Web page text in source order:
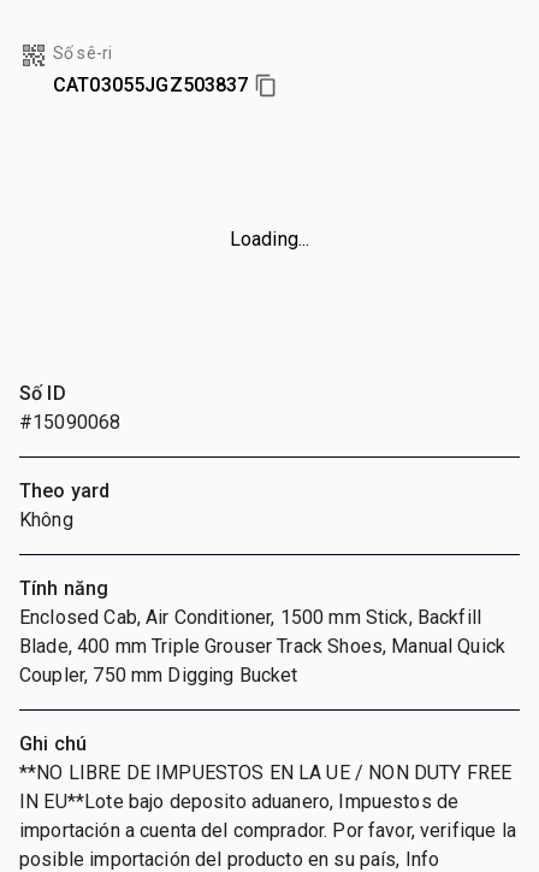
Số sê-ri
CAT03055JGZ503837
Loading...
Số ID
#15090068
Theo yard
Không
Tính năng
Enclosed Cab, Air Conditioner, 1500 mm Stick, Backfill
Blade, 400 mm Triple Grouser Track Shoes, Manual Quick
Coupler, 750 mm Digging Bucket
Ghi chú
**NO LIBRE DE IMPUESTOS EN LA UE / NON DUTY FREE
IN EU**Lote bajo deposito aduanero, Impuestos de
importación a cuenta del comprador. Por favor, verifique la
posible importación del producto en su país, Info